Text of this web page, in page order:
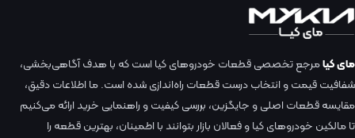
مای کیامرجع تخصصی قطعات خودروهای کیا است که با هدف آگاهی‌بخشی،
شفافیت قیمت و انتخاب درست قطعات راه‌اندازی شده است. ما اطلاعات دقیق،
مقایسه قطعات اصلی و جایگزین، بررسی کیفیت و راهنمایی خرید ارائه می‌کنیم
تا مالکین خودروهای کیا و فعالان بازار بتوانند با اطمینان، بهترین قطعه را